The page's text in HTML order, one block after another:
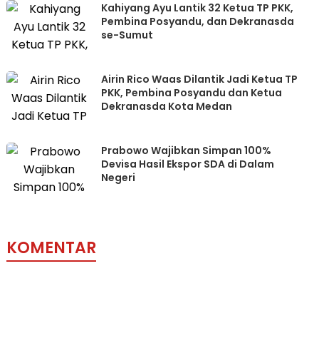
Kahiyang Ayu Lantik 32 Ketua TP PKK,
Pembina Posyandu, dan Dekranasda
se-Sumut
Airin Rico Waas Dilantik Jadi Ketua TP
PKK, Pembina Posyandu dan Ketua
Dekranasda Kota Medan
Prabowo Wajibkan Simpan 100%
Devisa Hasil Ekspor SDA di Dalam
Negeri
KOMENTAR